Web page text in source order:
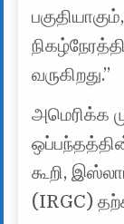
வருகிறது.”
அமெரிக்க
கூறி,
(IRGC)